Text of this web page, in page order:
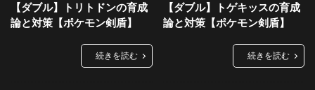
【ダブル】トリトドンの育成
論と対策【ポケモン剣盾】
続きを読む
【ダブル】トゲキッスの育成
論と対策【ポケモン剣盾】
続きを読む